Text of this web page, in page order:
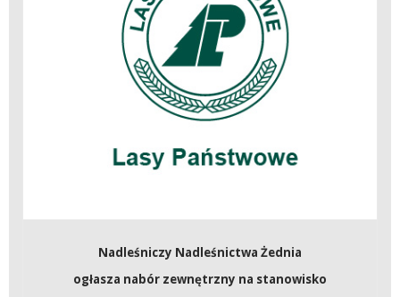
Nadleśniczy Nadleśnictwa Żednia
ogłasza nabór zewnętrzny na stanowisko